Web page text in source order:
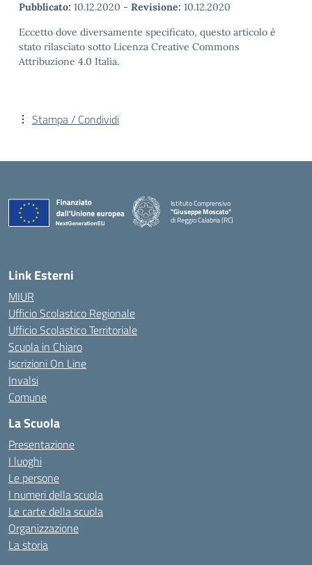
Pubblicato: 10.12.2020 - Revisione: 10.12.2020
Eccetto dove diversamente specificato, questo articolo è
stato rilasciato sotto Licenza Creative Commons
Attribuzione 4.0 Italia.
Stampa / Condividi
Istituto Comprensivo
"Giuseppe Moscato"
di Reggio Calabria (RC)
— Visita la pagina iniziale della scuola
Link Esterni
MIUR
Ufficio Scolastico Regionale
Ufficio Scolastico Territoriale
Scuola in Chiaro
Iscrizioni On Line
Invalsi
Comune
La Scuola
Presentazione
I luoghi
Le persone
I numeri della scuola
Le carte della scuola
Organizzazione
La storia